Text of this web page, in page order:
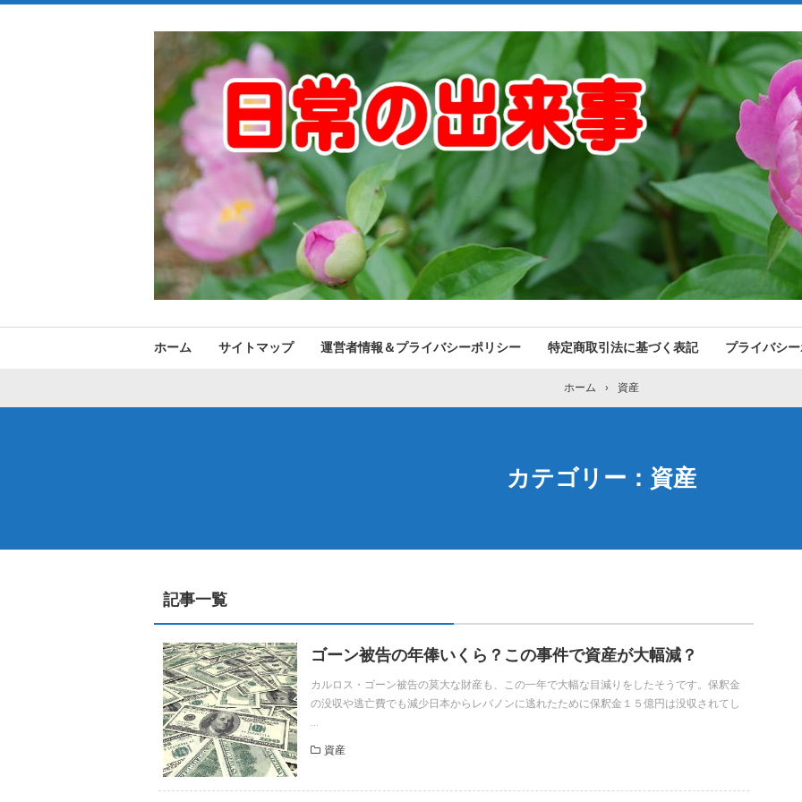
ホーム サイトマップ 運営者情報＆プライバシーポリシー 特定商取引法に基づく表記 プライバシ
ホーム › 資産
カテゴリー：資産
記事一覧
ゴーン被告の年俸いくら？この事件で資産が大幅減？
カルロス・ゴーン被告の莫大な財産も、この一年で大幅な目減りをしたそうです。保釈金
の没収や逃亡費でも減少日本からレバノンに逃れたために保釈金１５億円は没収されてし
...
資産